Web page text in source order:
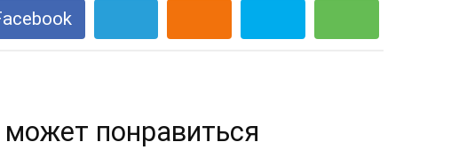
понравиться